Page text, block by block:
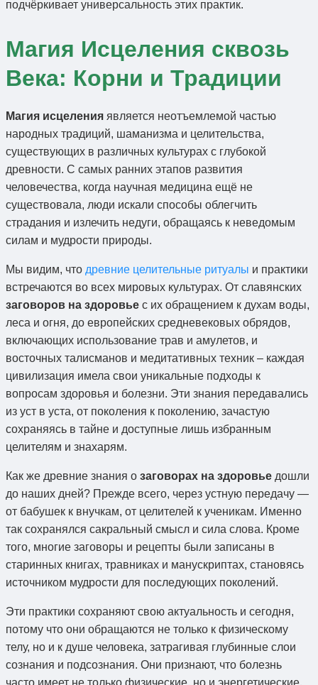
подчёркивает универсальность этих практик.
Магия Исцеления сквозь
Века: Корни и Традиции
Магия исцеления является неотъемлемой частью
народных традиций, шаманизма и целительства,
существующих в различных культурах с глубокой
древности. С самых ранних этапов развития
человечества, когда научная медицина ещё не
существовала, люди искали способы облегчить
страдания и излечить недуги, обращаясь к неведомым
силам и мудрости природы.
Мы видим, что древние целительные ритуалы и практики
встречаются во всех мировых культурах. От славянских
заговоров на здоровье с их обращением к духам воды,
леса и огня, до европейских средневековых обрядов,
включающих использование трав и амулетов, и
восточных талисманов и медитативных техник – каждая
цивилизация имела свои уникальные подходы к
вопросам здоровья и болезни. Эти знания передавались
из уст в уста, от поколения к поколению, зачастую
сохраняясь в тайне и доступные лишь избранным
целителям и знахарям.
Как же древние знания о заговорах на здоровье дошли
до наших дней? Прежде всего, через устную передачу —
от бабушек к внучкам, от целителей к ученикам. Именно
так сохранялся сакральный смысл и сила слова. Кроме
того, многие заговоры и рецепты были записаны в
старинных книгах, травниках и манускриптах, становясь
источником мудрости для последующих поколений.
Эти практики сохраняют свою актуальность и сегодня,
потому что они обращаются не только к физическому
телу, но и к душе человека, затрагивая глубинные слои
сознания и подсознания. Они признают, что болезнь
часто имеет не только физические, но и энергетические,